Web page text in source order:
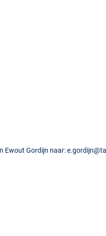
Ewout Gordijn naar: